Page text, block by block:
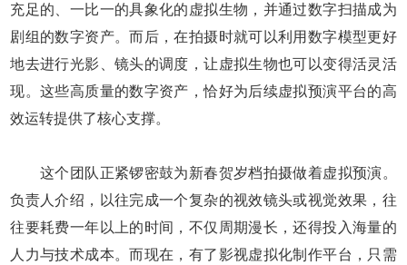
充足的、一比一的具象化的虚拟生物，并通过数字扫描成为
剧组的数字资产。而后，在拍摄时就可以利用数字模型更好
地去进行光影、镜头的调度，让虚拟生物也可以变得活灵活
现。这些高质量的数字资产，恰好为后续虚拟预演平台的高
效运转提供了核心支撑。
这个团队正紧锣密鼓为新春贺岁档拍摄做着虚拟预演。
负责人介绍，以往完成一个复杂的视效镜头或视觉效果，往
往要耗费一年以上的时间，不仅周期漫长，还得投入海量的
人力与技术成本。而现在，有了影视虚拟化制作平台，只需